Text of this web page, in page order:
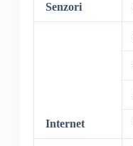
Senzori
Internet